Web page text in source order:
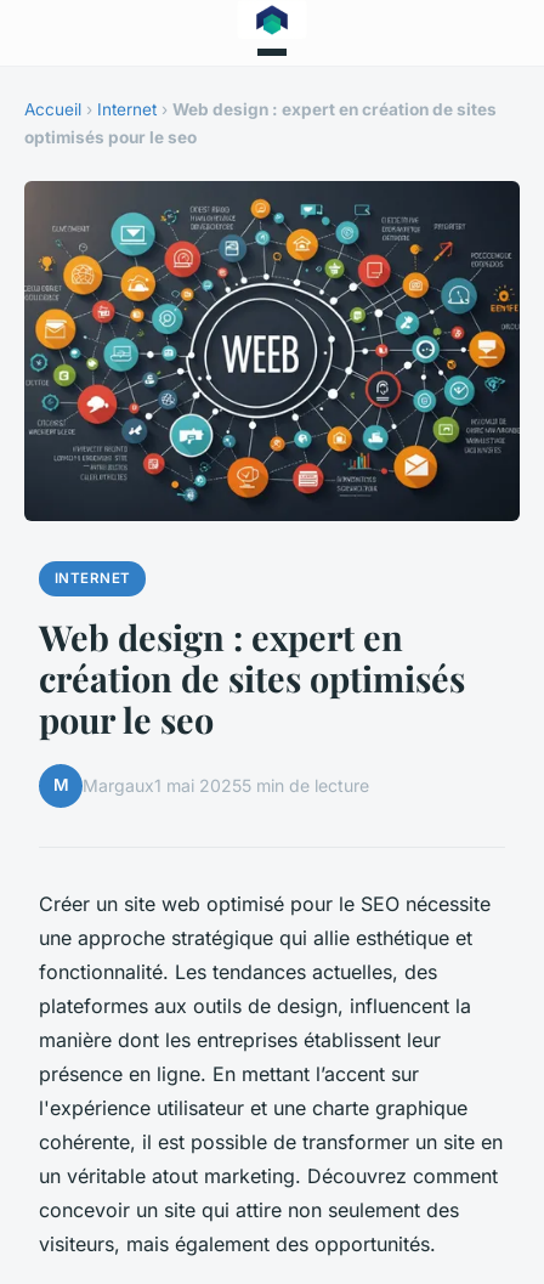
Accueil › Internet › Web design : expert en création de sites
optimisés pour le seo
INTERNET
Web design : expert en
création de sites optimisés
pour le seo
M Margaux1 mai 20255 min de lecture
Créer un site web optimisé pour le SEO nécessite
une approche stratégique qui allie esthétique et
fonctionnalité. Les tendances actuelles, des
plateformes aux outils de design, influencent la
manière dont les entreprises établissent leur
présence en ligne. En mettant l’accent sur
l'expérience utilisateur et une charte graphique
cohérente, il est possible de transformer un site en
un véritable atout marketing. Découvrez comment
concevoir un site qui attire non seulement des
visiteurs, mais également des opportunités.